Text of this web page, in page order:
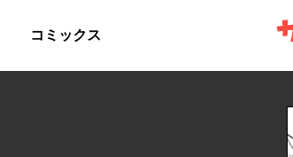
コミックス